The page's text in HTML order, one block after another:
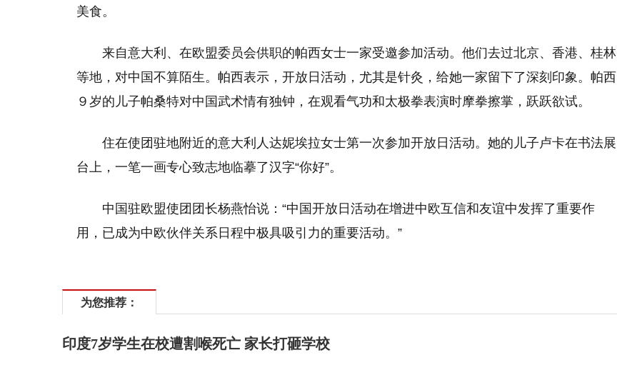
美食。
来自意大利、在欧盟委员会供职的帕西女士一家受邀参加活动。他们去过北京、香港、桂林
等地，对中国不算陌生。帕西表示，开放日活动，尤其是针灸，给她一家留下了深刻印象。帕西
９岁的儿子帕桑特对中国武术情有独钟，在观看气功和太极拳表演时摩拳擦掌，跃跃欲试。
住在使团驻地附近的意大利人达妮埃拉女士第一次参加开放日活动。她的儿子卢卡在书法展
台上，一笔一画专心致志地临摹了汉字“你好”。
中国驻欧盟使团团长杨燕怡说：“中国开放日活动在增进中欧互信和友谊中发挥了重要作
用，已成为中欧伙伴关系日程中极具吸引力的重要活动。”
为您推荐：
印度7岁学生在校遭割喉死亡 家长打砸学校